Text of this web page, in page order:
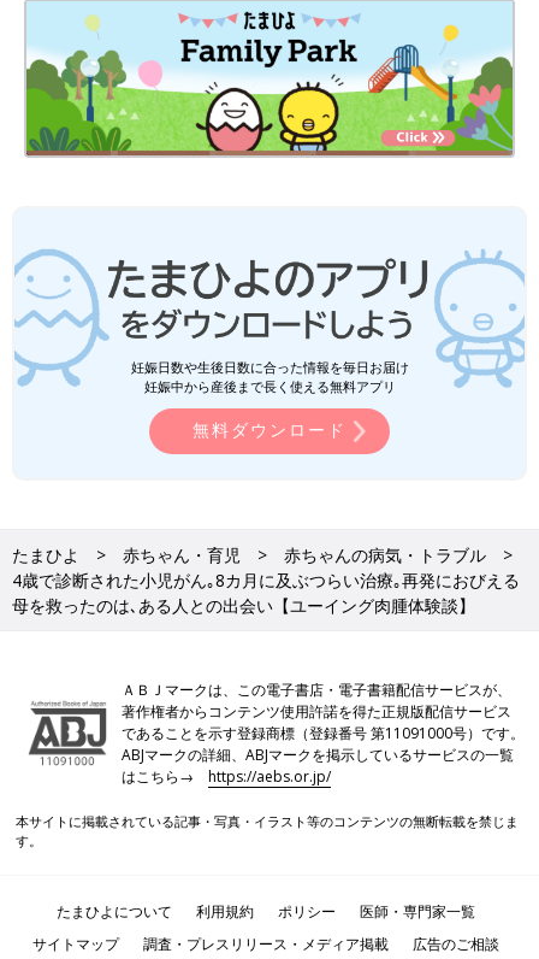
妊娠日数や生後日数に合った情報を毎日お届け
妊娠中から産後まで長く使える無料アプリ
無料ダウンロード
たまひよ 赤ちゃん・育児
赤ちゃんの病気・トラブル
4歳で診断された小児がん｡8カ月に及ぶつらい治療｡再発におびえる
母を救ったのは､ある人との出会い【ユーイング肉腫体験談】
ＡＢＪマークは、この電子書店・電子書籍配信サービスが、
著作権者からコンテンツ使用許諾を得た正規版配信サービス
であることを示す登録商標（登録番号 第11091000号）です。
ABJマークの詳細、ABJマークを掲示しているサービスの一覧
はこちら→https://aebs.or.jp/
本サイトに掲載されている記事・写真・イラスト等のコンテンツの無断転載を禁じま
す。
たまひよについて 利用規約 ポリシー
医師・専門家一覧
サイトマップ
調査・プレスリリース・メディア掲載 広告のご相談